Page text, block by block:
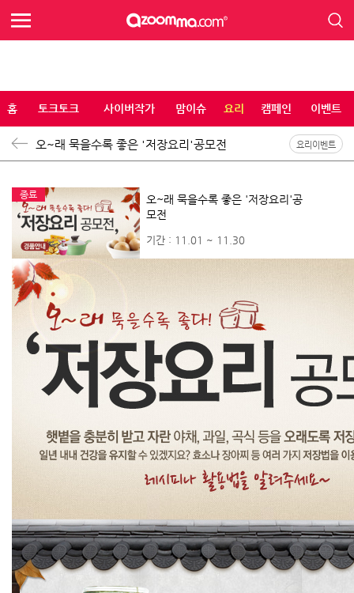
홈 토크토크 사이버작가 맘이슈 요리 캠페인 이벤트
오~래 묵을수록 좋은 '저장요리'공모전 요리이벤트
종료
오~래 묵을수록 좋은 '저장요리'공
모전
기간 : 11.01 ~ 11.30